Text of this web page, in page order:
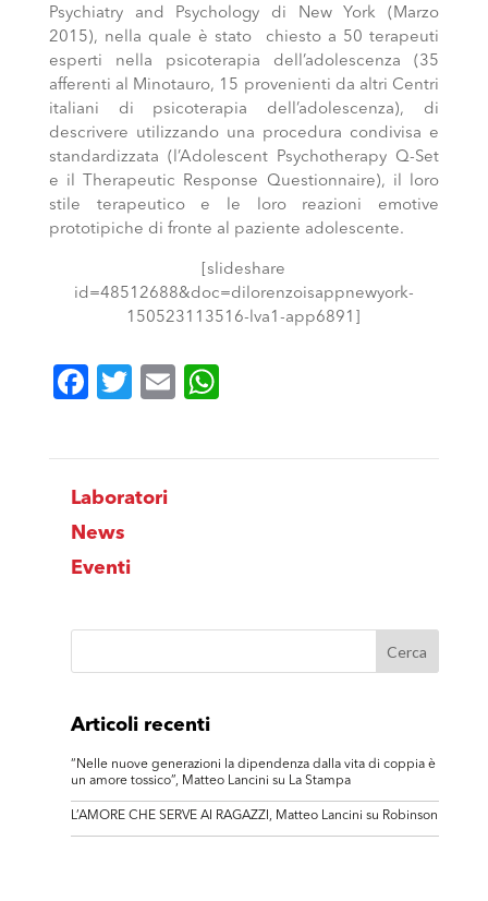
Psychiatry and Psychology di New York (Marzo
2015), nella quale è stato chiesto a 50 terapeuti
esperti nella psicoterapia dell’adolescenza (35
afferenti al Minotauro, 15 provenienti da altri Centri
italiani di psicoterapia dell’adolescenza), di
descrivere utilizzando una procedura condivisa e
standardizzata (l’Adolescent Psychotherapy Q-Set
e il Therapeutic Response Questionnaire), il loro
stile terapeutico e le loro reazioni emotive
prototipiche di fronte al paziente adolescente.
[slideshare
id=48512688&doc=dilorenzoisappnewyork-
150523113516-lva1-app6891]
Facebook
Twitter
Email
Laboratori
News
Eventi
Articoli recenti
“Nelle nuove generazioni la dipendenza dalla vita di coppia è
un amore tossico”, Matteo Lancini su La Stampa
L’AMORE CHE SERVE AI RAGAZZI, Matteo Lancini su Robinson